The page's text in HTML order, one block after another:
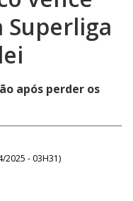
Superliga
após perder os
2025 - 03H31)